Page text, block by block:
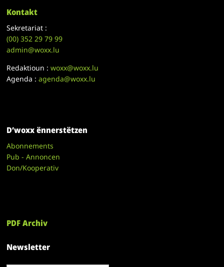
Kontakt
Sekretariat :
(00)352 29 79 99
admin@woxx.lu
Redaktioun :woxx@woxx.lu
Agenda :agenda@woxx.lu
D’woxx ënnerstëtzen
Abonnements
Pub - Annoncen
Don/Kooperativ
PDF Archiv
Newsletter